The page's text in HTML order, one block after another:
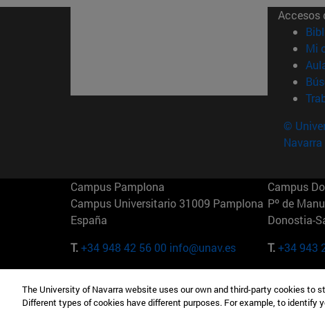
Accesos
Mi
©
Navarra
Campus Pamplona
Campus Universitario 31009 Pamplona
España
T.+34 948 42 56 00 info@unav.es
Campus
Pº de
Donostia-
T.+34 943
Camino del Cerro Águila 3 28023
165 W
The University of Navarra website uses our own and third-party cookies to
Different types of cookies have different purposes. For example, to identify